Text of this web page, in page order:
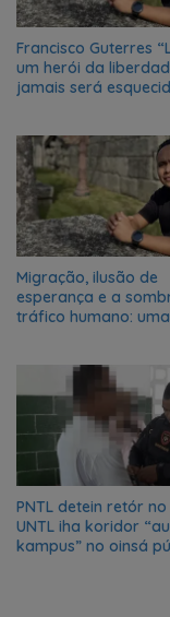
Francisco Guterres
um herói da
jamais será
Migração, ilusão de
esperança e a
tráfico humano:
PNTL detein retór
UNTL iha koridor
kampus” no oinsá